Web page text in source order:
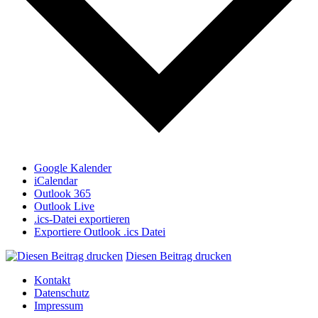
Google Kalender
iCalendar
Outlook 365
Outlook Live
.ics-Datei exportieren
Exportiere Outlook .ics Datei
Diesen Beitrag drucken
Kontakt
Datenschutz
Impressum